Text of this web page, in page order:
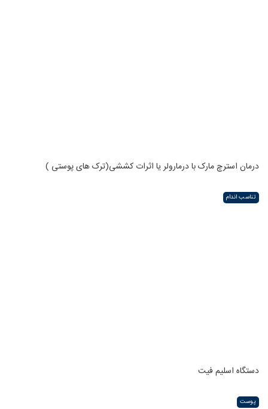
درمان استرچ مارک با درمارولر یا اثرات کششی(ترک های پوستی )
تناسب اندام
دستگاه اسلیم فیت
پوست